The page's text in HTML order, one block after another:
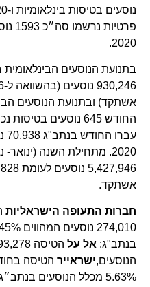
2020.
החודש 645 נוסעים
2020. מתחילת השנה (ינואר-
אשתקד.
חברות התעופה הישראליות
בנתב"ג:אל על
הנוסעים,ישראייר
5.63% מכלל הנוסעים בנתב״ג ו